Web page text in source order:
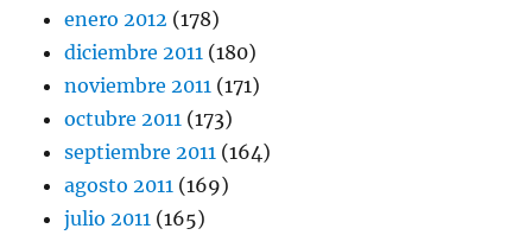
enero 2012 (178)
diciembre 2011 (180)
noviembre 2011 (171)
octubre 2011 (173)
septiembre 2011 (164)
agosto 2011 (169)
julio 2011 (165)